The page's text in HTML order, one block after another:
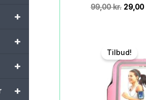
+
+
+
+
99,00kr. Den
29,00
Tilbud!